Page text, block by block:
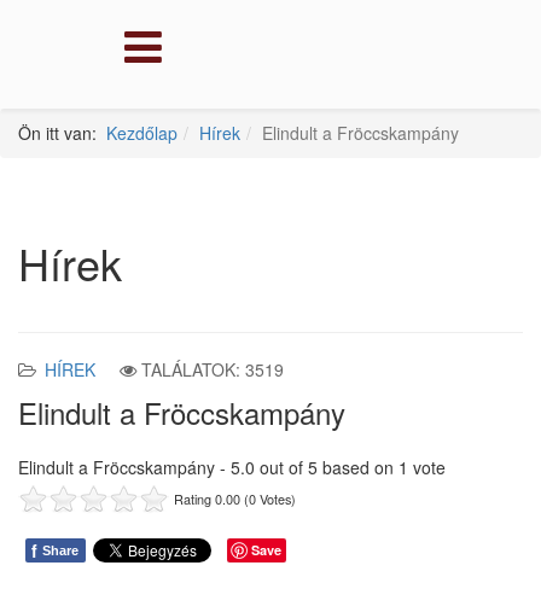
Ön itt van: Kezdőlap Hírek Elindult a Fröccskampány
Hírek
HÍREK TALÁLATOK: 3519
Elindult a Fröccskampány
Elindult a Fröccskampány - 5.0 out of 5 based on 1 vote
Rating 0.00 (0 Votes)
f Share Save